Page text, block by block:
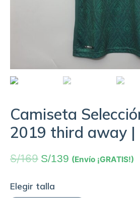
Camiseta
2019 third away |
S/169 S/139 (Envío ¡GRATIS!)
Elegir talla